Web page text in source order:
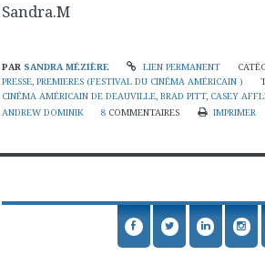
Sandra.M
PAR SANDRA MÉZIÈRE LIEN PERMANENT
PRESSE, PREMIERES (FESTIVAL DU CINÉMA AMÉRICAIN )
CINÉMA AMÉRICAIN DE DEAUVILLE, BRAD PITT, CASEY
ANDREW DOMINIK
8 COMMENTAIRES IMPRIMER